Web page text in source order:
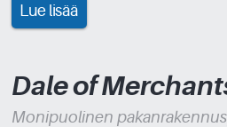
Lue lisää
Dale of
Monipuolinen